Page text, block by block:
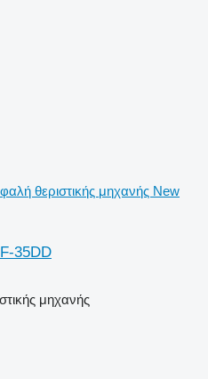
θεριστικής μηχανής New
35DD
μηχανής